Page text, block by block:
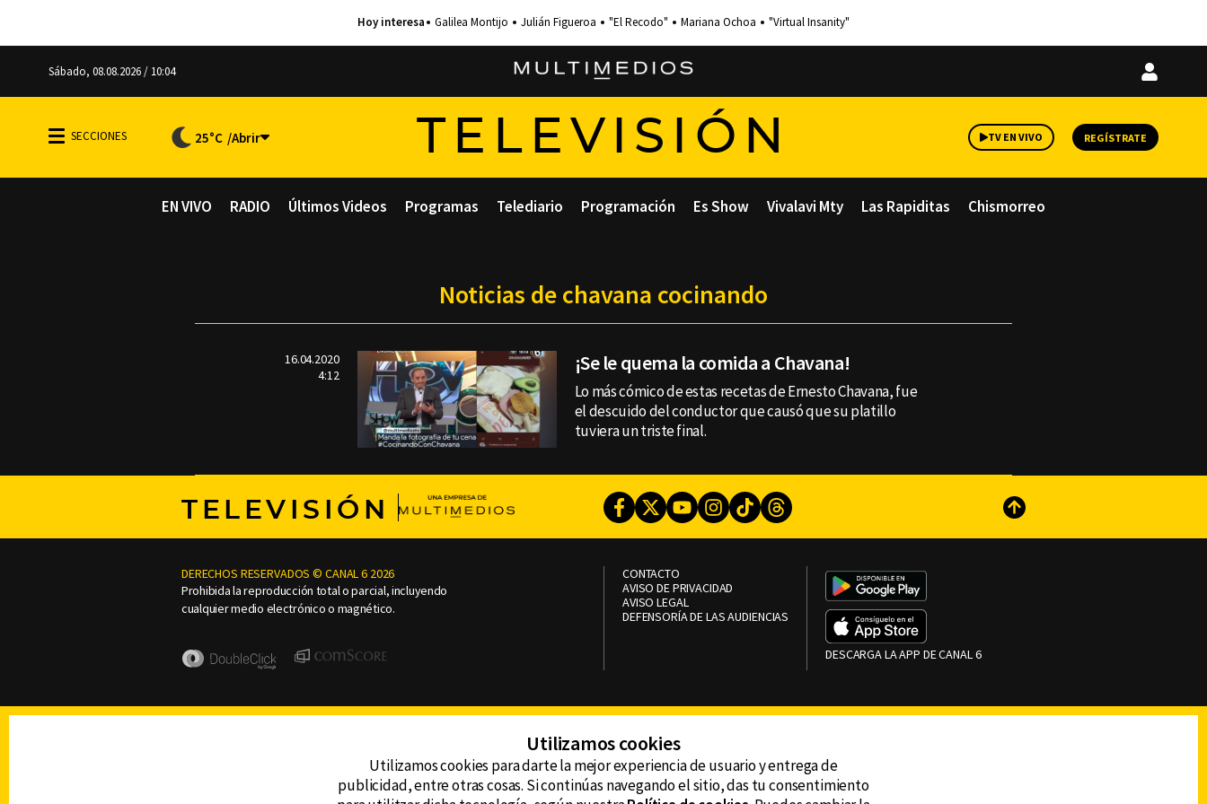
Galilea Montijo Julián Figueroa "El Recodo" Mariana Ochoa "Virtual Insanity"
Sábado, 08.08.2026 / 10:04
Iniciar
25°C TELEVISIÓN TV EN VIVO REGÍSTRATE
EN VIVO RADIO Últimos Videos Programas Telediario Programación Es Show Vivalavi Mty Las Rapiditas Chismorreo
Noticias de chavana cocinando
16.04.2020
4:12
¡Se le quema la comida a Chavana!
Lo más cómico de estas recetas de Ernesto Chavana, fue
el descuido del conductor que causó que su platillo
tuviera un triste final.
TELEVISIÓN Facebook
TwitterYoutubeInstagram
TikTokThreads Subir
DERECHOS RESERVADOS © CANAL 6 2026
Prohibida la reproducción total o parcial, incluyendo
cualquier medio electrónico o magnético.
CONTACTO
AVISO DE PRIVACIDAD
AVISO LEGAL
DEFENSORÍA DE LAS AUDIENCIAS
DESCARGA LA APP DE CANAL 6
Utilizamos cookies
Utilizamos cookies para darte la mejor experiencia de usuario y entrega de
publicidad, entre otras cosas. Si continúas navegando el sitio, das tu consentimiento